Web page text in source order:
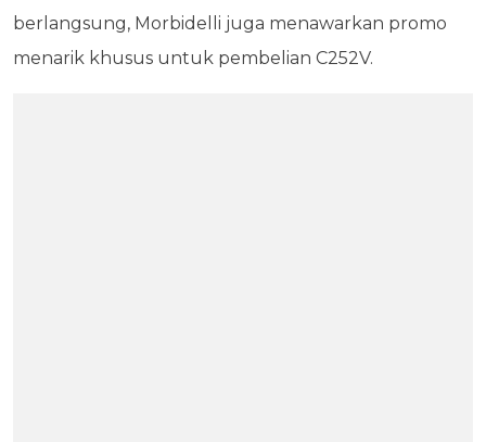
berlangsung, Morbidelli juga menawarkan promo
menarik khusus untuk pembelian C252V.